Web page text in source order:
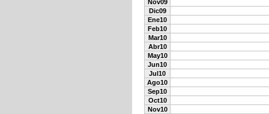
Nov09
Dic09
Ene10
Feb10
Mar10
Abr10
May10
Jun10
Jul10
Ago10
Sep10
Oct10
Nov10